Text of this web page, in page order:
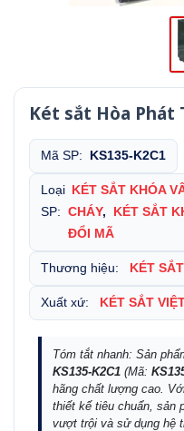
Két sắt Hòa Phát
Mã SP: KS135-K2C1
Loại
SP:
KÉT SẮT KHÓA
CHÁY, KÉT SẮT
ĐỔI MÃ
Thương hiệu: KÉT
Xuất xứ: KÉT SẮT
Tóm tắt nhanh: Sản
KS135-K2C1 (Mã:
hãng chất lượng cao.
thiết kế tiêu chuẩn, sản
vượt trội và sử dụng hệ